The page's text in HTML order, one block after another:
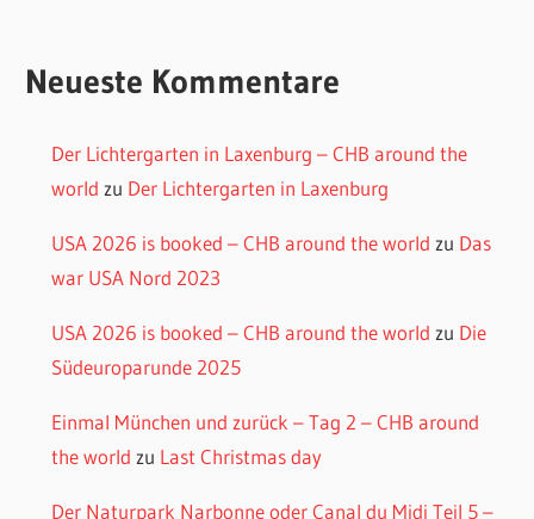
Neueste Kommentare
Der Lichtergarten in Laxenburg – CHB around the
world zu Der Lichtergarten in Laxenburg
USA 2026 is booked – CHB around the world zu Das
war USA Nord 2023
USA 2026 is booked – CHB around the world zu Die
Südeuroparunde 2025
Einmal München und zurück – Tag 2 – CHB around
the world zu Last Christmas day
Der Naturpark Narbonne oder Canal du Midi Teil 5 –